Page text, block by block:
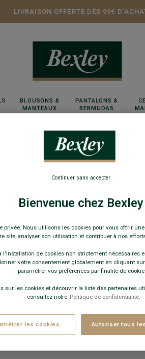
LIVRAISON OFFERTE DÈS 99€
BLOUSONS &
MANTEAUX
PANTALONS &
BERMUDAS
Bienvenue chez Bexley
privée. Nous utilisons les cookies pour vous offrir
site, analyser son utilisation et contribuer à nos
l'installation de cookies non strictement nécessaires
votre consentement globalement en cliquant
paramétrer vos préférences par finalité de
sur les cookies et découvrir la liste des partenaires
consultez notre Politique de confidentialité.
les cookies Autoriser tous
Continuer sans accepter